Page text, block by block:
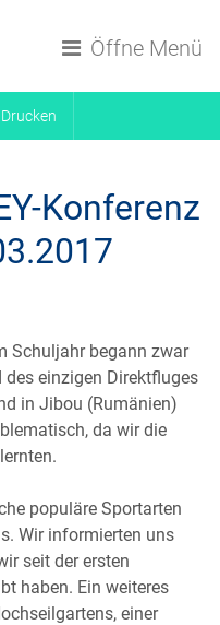
Öffne Menü
Drucken
Konferenz
Schuljahr begann zwar
einzigen Direktfluges
in Jibou (Rumänien)
da wir die
populäre Sportarten
Wir informierten uns
seit der ersten
haben. Ein weiteres
einer